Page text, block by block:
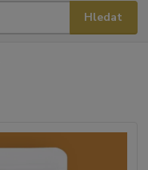
Hledat